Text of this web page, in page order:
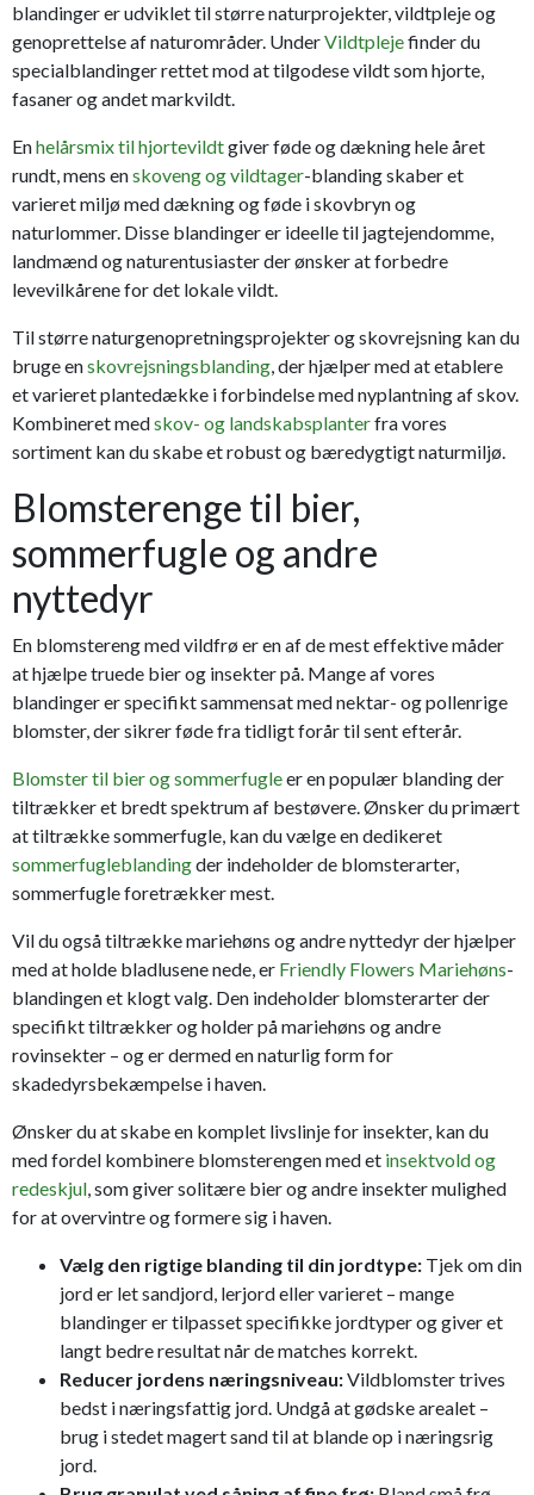
blandinger er udviklet til større naturprojekter, vildtpleje og
genoprettelse af naturområder. UnderVildtplejefinder du
specialblandinger rettet mod at tilgodese vildt som hjorte,
fasaner og andet markvildt.
Enhelårsmix til hjortevildtgiver føde og dækning hele året
rundt, mens enskoveng og vildtager-blanding skaber et
varieret miljø med dækning og føde i skovbryn og
naturlommer. Disse blandinger er ideelle til jagtejendomme,
landmænd og naturentusiaster der ønsker at forbedre
levevilkårene for det lokale vildt.
Til større naturgenopretningsprojekter og skovrejsning kan du
bruge enskovrejsningsblanding, der hjælper med at etablere
et varieret plantedække i forbindelse med nyplantning af skov.
Kombineret medskov- og landskabsplanterfra vores
sortiment kan du skabe et robust og bæredygtigt naturmiljø.
Blomsterenge til bier,
sommerfugle og andre
nyttedyr
En blomstereng med vildfrø er en af de mest effektive måder
at hjælpe truede bier og insekter på. Mange af vores
blandinger er specifikt sammensat med nektar- og pollenrige
blomster, der sikrer føde fra tidligt forår til sent efterår.
Blomster til bier og sommerfugleer en populær blanding der
tiltrækker et bredt spektrum af bestøvere. Ønsker du primært
at tiltrække sommerfugle, kan du vælge en dedikeret
sommerfugleblandingder indeholder de blomsterarter,
sommerfugle foretrækker mest.
Vil du også tiltrække mariehøns og andre nyttedyr der hjælper
med at holde bladlusene nede, er Friendly Flowers Mariehøns-
blandingen et klogt valg. Den indeholder blomsterarter der
specifikt tiltrækker og holder på mariehøns og andre
rovinsekter – og er dermed en naturlig form for
skadedyrsbekæmpelse i haven.
Ønsker du at skabe en komplet livslinje for insekter, kan du
med fordel kombinere blomsterengen med et insektvold og
redeskjul, som giver solitære bier og andre insekter mulighed
for at overvintre og formere sig i haven.
Vælg den rigtige blanding til din jordtype: Tjek om din
jord er let sandjord, lerjord eller varieret – mange
blandinger er tilpasset specifikke jordtyper og giver et
langt bedre resultat når de matches korrekt.
Reducer jordens næringsniveau:Vildblomster trives
bedst i næringsfattig jord. Undgå at gødske arealet –
brug i stedet magert sand til at blande op i næringsrig
jord.